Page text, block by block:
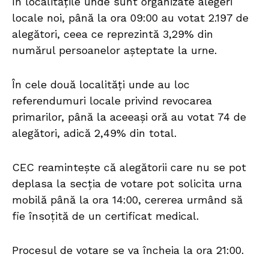
locale noi, până la ora 09:00 au votat 2.197 de
alegători, ceea ce reprezintă 3,29% din
numărul persoanelor așteptate la urne.
În cele două localități unde au loc
referendumuri locale privind revocarea
primarilor, până la aceeași oră au votat 74 de
alegători, adică 2,49% din total.
CEC reamintește că alegătorii care nu se pot
deplasa la secția de votare pot solicita urna
mobilă până la ora 14:00, cererea urmând să
fie însoțită de un certificat medical.
Procesul de votare se va încheia la ora 21:00.